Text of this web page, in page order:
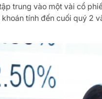
trung vào một vài cổ
tính đến cuối quý 2